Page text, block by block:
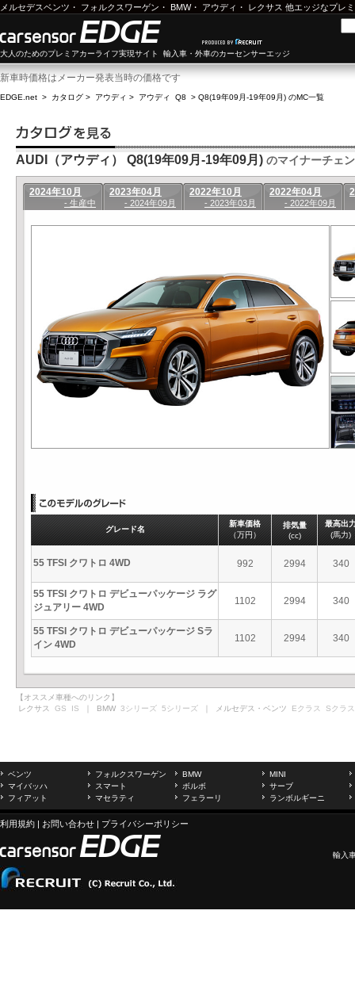
メルセデスベンツ ・ フォルクスワーゲン ・ BMW・ アウディ ・ レクサス 他エッジなプレ
大人のためのプレミアカーライフ実現サイト 輸入車・外車のカーセンサーエッジ
新車時価格はメーカー発表当時の価格です
EDGE.net > カタログ > アウディ > アウディ Q8 > Q8(19年09月-19年09月) のMC一覧
AUDI（アウディ） Q8(19年09月-19年09月) のマイナーチェ
2024年10月
- 生産中
2023年04月
- 2024年09月
2022年10月
- 2023年03月
2022年04月
- 2022年09月
グレード名
新車価格
（万円）
排気量
(cc)
最高出
(馬力)
55 TFSI クワトロ 4WD 992 2994 340
55 TFSI クワトロ デビューパッケージ ラグ
ジュアリー 4WD
1102 2994 340
55 TFSI クワトロ デビューパッケージ Sラ
イン 4WD
1102 2994 340
【オススメ車種へのリンク】
レクサス GS IS ｜ BMW 3シリーズ 5シリーズ ｜ メルセデス・ベンツ Eクラス Sクラス
ベンツ フォルクスワーゲン BMW
MINI
マイバッハ
スマート ボルボ
サーブ
フィアット
マセラティ フェラーリ ランボルギーニ
利用規約 | お問い合わせ | プライバシーポリシー
輸入